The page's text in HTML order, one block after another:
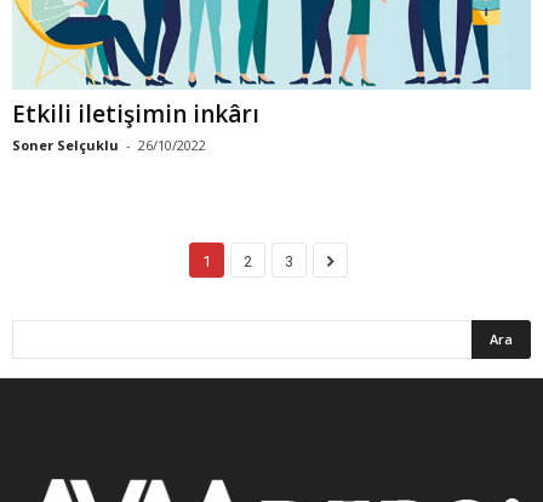
Etkili iletişimin inkârı
Soner Selçuklu - 26/10/2022
1 2 3